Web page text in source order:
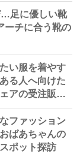
足に優しい靴
ーチに合う靴の
い服を着やす
る人へ向けた
アの受注販売
ファッション
ばあちゃんの
ポット探訪